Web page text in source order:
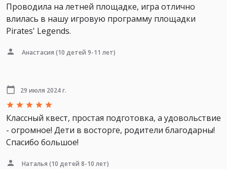
Проводила на летней площадке, игра отлично
влилась в нашу игровую программу площадки
Pirates' Legends.
Анастасия (10 детей 9-11 лет)
29 июля 2024 г.
Классный квест, простая подготовка, а удовольствие
- огромное! Дети в восторге, родители благодарны!
Спасибо большое!
Наталья (10 детей 8-10 лет)